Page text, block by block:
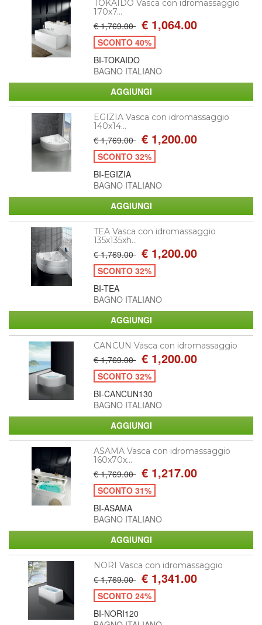
TOKAIDO Vasca con idromassaggio
170x7...
€ 1,769.00 € 1,064.00
SCONTO 40%
BI-TOKAIDO
BAGNO ITALIANO
EGIZIA Vasca con idromassaggio
140x14...
€ 1,769.00 € 1,200.00
SCONTO 32%
BI-EGIZIA
BAGNO ITALIANO
TEA Vasca con idromassaggio
135x135xh...
€ 1,769.00 € 1,200.00
SCONTO 32%
BI-TEA
BAGNO ITALIANO
CANCUN Vasca con idromassaggio
€ 1,769.00 € 1,200.00
SCONTO 32%
BI-CANCUN130
BAGNO ITALIANO
ASAMA Vasca con idromassaggio
160x70x...
€ 1,769.00 € 1,217.00
SCONTO 31%
BI-ASAMA
BAGNO ITALIANO
NORI Vasca con idromassaggio
€ 1,769.00 € 1,341.00
SCONTO 24%
BI-NORI120